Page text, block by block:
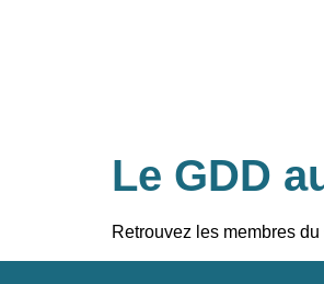
Le GDD
Retrouvez les membres